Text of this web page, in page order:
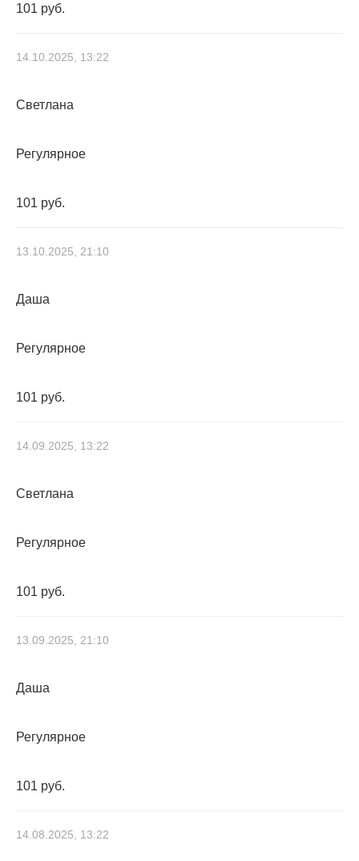
101 руб.
14.10.2025, 13:22
Светлана
Регулярное
101 руб.
13.10.2025, 21:10
Даша
Регулярное
101 руб.
14.09.2025, 13:22
Светлана
Регулярное
101 руб.
13.09.2025, 21:10
Даша
Регулярное
101 руб.
14.08.2025, 13:22